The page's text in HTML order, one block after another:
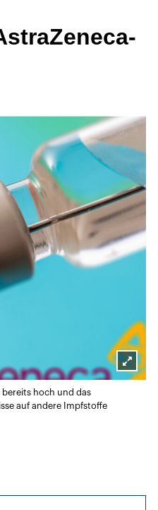
Lightbox
bereits hoch und das
auf andere Impfstoffe